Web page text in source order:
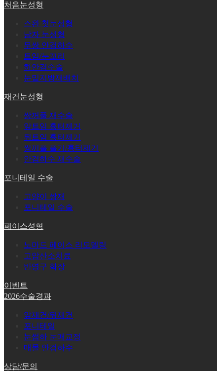
처음눈성형
스완 첫눈성형
남자 눈성형
무쌍 안검하수
트임/눈꼬리
하안검수술
눈밑지방재배치
재건눈성형
쌍꺼풀 재수술
앞트임 흉터제거
뒤트임 흉터제거
쌍꺼풀 풀기/흉터제거
안검하수 재수술
포니테일 수술
고양이 쌍재
포니테일 수술
페이스성형
노마드 페이스 리모델링
고압산소치료
반영구 화장
이벤트
2026수술경과
앞재건/뒤재건
포니테일
눈썹하 눈매교정
매몰 안검하수
상담/문의